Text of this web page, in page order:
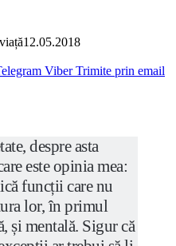
12.05.2018
Viber Trimite prin email
despre asta
este opinia mea:
funcții care nu
lor, în primul
și mentală. Sigur că